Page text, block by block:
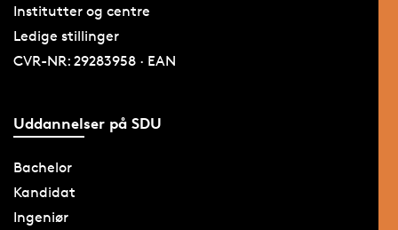
Institutter og centre
Ledige stillinger
CVR-NR: 29283958 · EAN
Uddannelser på SDU
Bachelor
Kandidat
Ingeniør